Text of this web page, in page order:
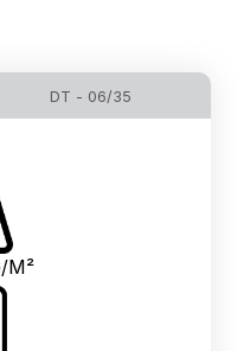
DT - 06/35
M²